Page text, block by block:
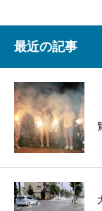
最近の記事